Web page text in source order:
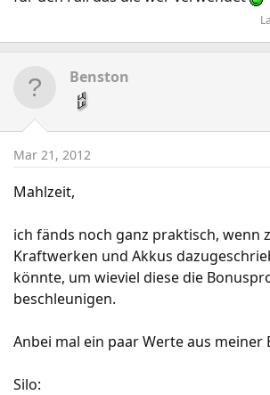
Benston
Mar 21, 2012
Mahlzeit,
ich fänds noch ganz praktisch, wenn
Kraftwerken und Akkus
könnte, um wieviel diese die
beschleunigen.
Anbei mal ein paar Werte aus meiner
Silo: